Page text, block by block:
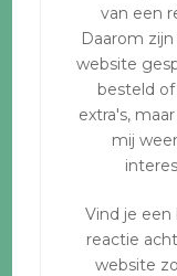
van een
Daarom
website
besteld
extra's,
mij
Vind je een
reactie
website